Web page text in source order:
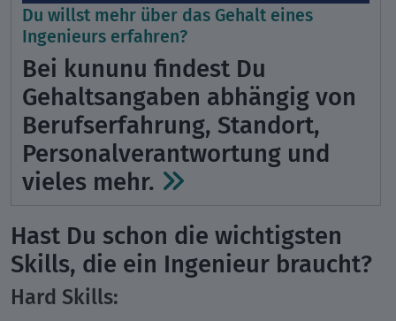
Du willst mehr über das Gehalt eines
Ingenieurs erfahren?
Bei kununu findest Du
Gehaltsangaben abhängig von
Berufserfahrung, Standort,
Personalverantwortung und
vieles mehr.
Hast Du schon die wichtigsten
Skills, die ein Ingenieur braucht?
Hard Skills: